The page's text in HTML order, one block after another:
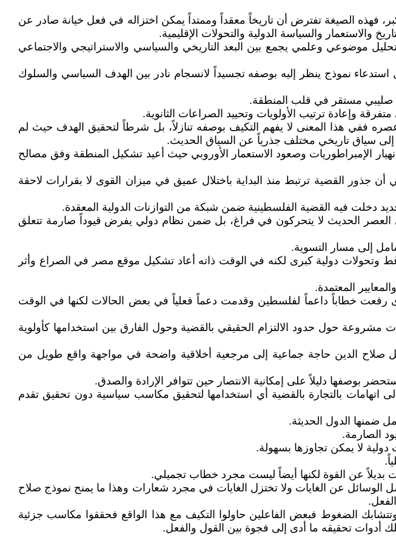
فهذه الصيغة تفترض أن تاريخاً معقداً وممتداً يمكن اختزاله في فعل خيانة صادر عن
والاستعمار والسياسة الدولية والتحولات الإقليمية.
موضوعي وعلمي يجمع بين البعد التاريخي والسياسي والاستراتيجي والاجتماعي
نموذج ينظر إليه بوصفه تجسيداً لانسجام نادر بين الهدف السياسي والسلوك
صليبي مستقر في قلب المنطقة.
وإعادة ترتيب الأولويات وتحييد الصراعات الثانوية.
ففي هذا المعنى لا يفهم التكيف بوصفه تنازلاً، بل شرطاً لتحقيق الهدف حيث لم
إلى سياق تاريخي مختلف جذرياً عن السياق الحديث.
الإمبراطوريات وصعود الاستعمار الأوروبي حيث أعيد تشكيل المنطقة وفق مصالح
جذور القضية ترتبط منذ البداية باختلال عميق في ميزان القوى لا بقرارات لاحقة
العصر الحديث لا يتحركون في فراغ، بل ضمن نظام دولي يفرض قيوداً صارمة تتعلق
إلى مسار التسوية.
وتحولات دولية كبرى لكنه في الوقت ذاته أعاد تشكيل موقع مصر في الصراع وأثر
المعتمدة.
رفعت خطاباً داعماً لفلسطين وقدمت دعماً فعلياً في بعض الحالات لكنها في الوقت
مشروعة حول حدود الالتزام الحقيقي بالقضية وحول الفارق بين استخدامها كأولوية
صلاح الدين حاجة جماعية إلى مرجعية أخلاقية واضحة في مواجهة واقع طويل من
بوصفها دليلاً على إمكانية الانتصار حين تتوافر الإرادة والصدق.
اتهامات بالتجارة بالقضية أي استخدامها لتحقيق مكاسب سياسية دون تحقيق تقدم
ضمنها الدول الحديثة.
الصارمة.
لا يمكن تجاوزها بسهولة.
بديلاً عن القوة لكنها أيضاً ليست مجرد خطاب تجميلي.
الوسائل عن الغايات ولا تختزل الغايات في مجرد شعارات وهذا ما يمنح نموذج صلاح
الضغوط فبعض الفاعلين حاولوا التكيف مع هذا الواقع فحققوا مكاسب جزئية
أدوات تحقيقه ما أدى إلى فجوة بين القول والفعل.